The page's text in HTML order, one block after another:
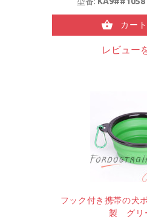
カー
レビュー
フック付き携帯の犬
製 グリ